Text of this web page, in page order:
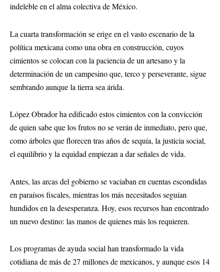
indeleble en el alma colectiva de México.
La cuarta transformación se erige en el vasto escenario de la
política mexicana como una obra en construcción, cuyos
cimientos se colocan con la paciencia de un artesano y la
determinación de un campesino que, terco y perseverante, sigue
sembrando aunque la tierra sea árida.
López Obrador ha edificado estos cimientos con la convicción
de quien sabe que los frutos no se verán de inmediato, pero que,
como árboles que florecen tras años de sequía, la justicia social,
el equilibrio y la equidad empiezan a dar señales de vida.
Antes, las arcas del gobierno se vaciaban en cuentas escondidas
en paraísos fiscales, mientras los más necesitados seguían
hundidos en la desesperanza. Hoy, esos recursos han encontrado
un nuevo destino: las manos de quienes más los requieren.
Los programas de ayuda social han transformado la vida
cotidiana de más de 27 millones de mexicanos, y aunque esos 14